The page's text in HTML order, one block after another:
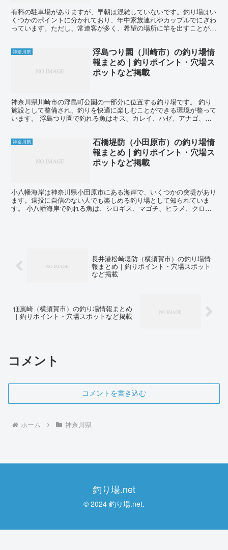
有料の駐車場がありますが、早朝は混雑していないです。釣り場はい
くつかのポイントに分かれており、年中家族連れやカップルでにぎわ
っています。ただし、常連客が多く、希望の場所に竿を出すことがで
神奈川県
浮島つり園（川崎市）の釣り場情
報まとめ｜釣りポイント・穴場ス
ポットなど掲載
神奈川県川崎市の浮島町公園の一部分に位置する釣り場です。 釣り
施設として整備され、釣りを快適に楽しむことができる環境が整って
います。 浮島つり園で釣れる魚はキス、カレイ、ハゼ、アナゴ、シ
神奈川県
石橋堤防（小田原市）の釣り場情
報まとめ｜釣りポイント・穴場ス
ポットなど掲載
小八幡海岸は神奈川県小田原市にある海岸で、いくつかの突堤があり
ます。遠投に自信のない人でも楽しめる釣り場として知られていま
す。 小八幡海岸で釣れる魚は、シロギス、マゴチ、ヒラメ、クロダ
長井港松崎堤防（横須賀市）の釣り場情
報まとめ｜釣りポイント・穴場スポット
など掲載
佃嵐崎（横須賀市）の釣り場情報まとめ
｜釣りポイント・穴場スポットなど掲載
コメント
コメントを書き込む
ホーム 神奈川県
釣り場.net
© 2024 釣り場.net.